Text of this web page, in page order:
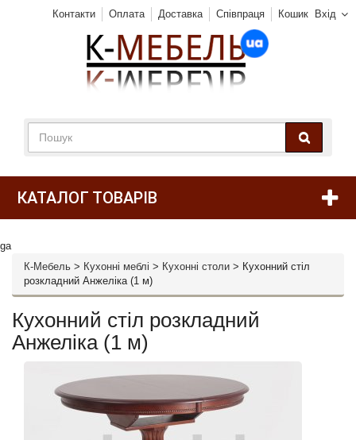
Вхід
Контакти Оплата Доставка Співпраця Кошик
КАТАЛОГ ТОВАРІВ
ga
К-Мебель > Кухонні меблі > Кухонні столи > Кухонний стіл
розкладний Анжеліка (1 м)
Кухонний стіл розкладний
Анжеліка (1 м)